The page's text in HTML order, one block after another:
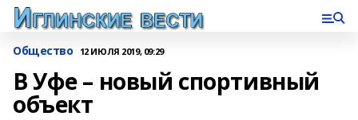
Общество 12 ИЮЛЯ 2019, 09:29
В Уфе – новый спортивный
объект